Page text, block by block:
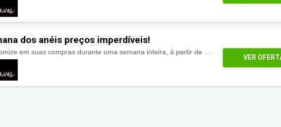
dos anéis preços imperdíveis!
Economize em suas compras durante uma semana inteira, à partir de R$27,00.
VER